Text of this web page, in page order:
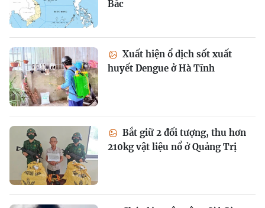
Bắc
Xuất hiện ổ dịch sốt xuất
huyết Dengue ở Hà Tĩnh
Bắt giữ 2 đối tượng, thu hơn
210kg vật liệu nổ ở Quảng Trị